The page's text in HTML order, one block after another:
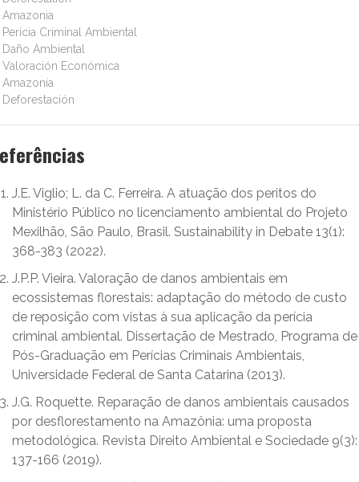
Amazonia
Pericia Criminal Ambiental
Daño Ambiental
Valoración Económica
Amazonía
Deforestación
J.E. Viglio; L. da C. Ferreira. A atuação dos peritos do
Ministério Público no licenciamento ambiental do Projeto
Mexilhão, São Paulo, Brasil. Sustainability in Debate 13(1):
368-383 (2022).
J.P.P. Vieira. Valoração de danos ambientais em
ecossistemas florestais: adaptação do método de custo
de reposição com vistas à sua aplicação da perícia
criminal ambiental. Dissertação de Mestrado, Programa de
Pós-Graduação em Perícias Criminais Ambientais,
Universidade Federal de Santa Catarina (2013).
J.G. Roquette. Reparação de danos ambientais causados
por desflorestamento na Amazônia: uma proposta
metodológica. Revista Direito Ambiental e Sociedade 9(3):
137-166 (2019).